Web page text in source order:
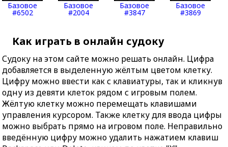
Базовое
#6502
Базовое
#2004
Базовое
#3847
Базовое
#3869
Как играть в онлайн судоку
Судоку на этом сайте можно решать онлайн. Цифра
добавляется в выделенную жёлтым цветом клетку.
Цифру можно ввести как с клавиатуры, так и кликнув
одну из девяти клеток рядом с игровым полем.
Жёлтую клетку можно перемещать клавишами
управления курсором. Также клетку для ввода цифры
можно выбрать прямо на игровом поле. Неправильно
введённую цифру можно удалить нажатием клавиш